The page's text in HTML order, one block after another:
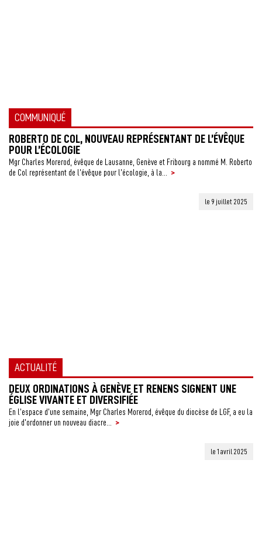
COMMUNIQUÉ
ROBERTO DE COL, NOUVEAU REPRÉSENTANT DE L’ÉVÊQUE
POUR L’ÉCOLOGIE
Mgr Charles Morerod, évêque de Lausanne, Genève et Fribourg a nommé M. Roberto
de Col représentant de l’évêque pour l’écologie, à la...
>
ACTUALITÉ
le 9 juillet 2025
DEUX ORDINATIONS À GENÈVE ET RENENS SIGNENT UNE
ÉGLISE VIVANTE ET DIVERSIFIÉE
En l’espace d’une semaine, Mgr Charles Morerod, évêque du diocèse de LGF, a eu la
joie d’ordonner un nouveau diacre...
>
le 1 avril 2025